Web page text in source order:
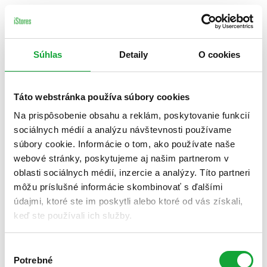
Súhlas Detaily O cookies
Táto webstránka používa súbory cookies
Na prispôsobenie obsahu a reklám, poskytovanie funkcií
sociálnych médií a analýzu návštevnosti používame
súbory cookie. Informácie o tom, ako používate naše
webové stránky, poskytujeme aj našim partnerom v
oblasti sociálnych médií, inzercie a analýzy. Títo partneri
môžu príslušné informácie skombinovať s ďalšími
údajmi, ktoré ste im poskytli alebo ktoré od vás získali,
keď ste používali ich služby.
súhlasu
Potrebné